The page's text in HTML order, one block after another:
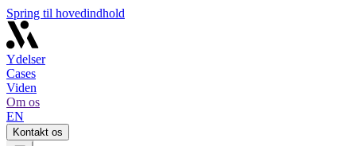
Spring til hovedindhold
Ydelser
Cases
Viden
Om os
EN
Kontakt os